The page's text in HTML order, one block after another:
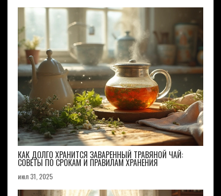
КАК ДОЛГО ХРАНИТСЯ ЗАВАРЕННЫЙ ТРАВЯНОЙ ЧАЙ:
СОВЕТЫ ПО СРОКАМ И ПРАВИЛАМ ХРАНЕНИЯ
июл 31, 2025